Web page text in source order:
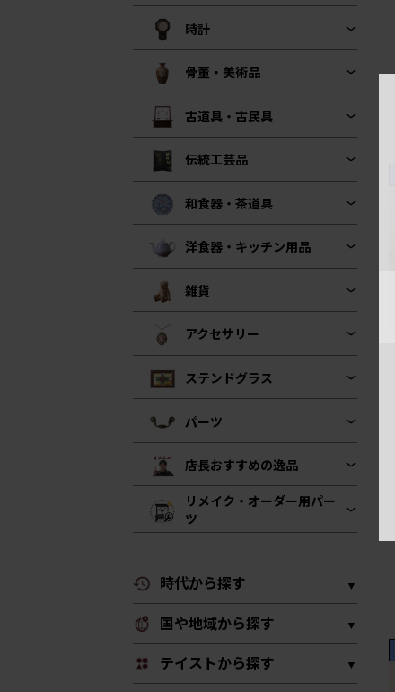
時計
骨董・美術品
古道具・古民具
伝統工芸品
和食器・茶道具
洋食器・キッチン用品
雑貨
アクセサリー
ステンドグラス
パーツ
店長おすすめの逸品
リメイク・オーダー用パー
ツ
時代から探す
国や地域から探す
テイストから探す